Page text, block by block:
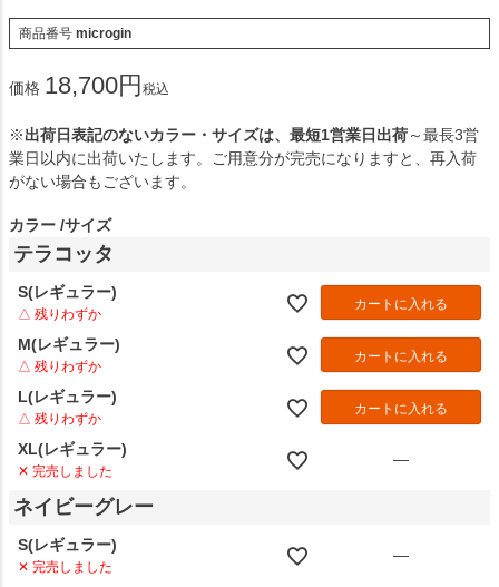
商品番号 microgin
価格 18,700 税込
※出荷日表記のないカラー・サイズは、最短1営業日出荷～最長3営
業日以内に出荷いたします。ご用意分が完売になりますと、再入荷
がない場合もございます。
カラー サイズ
テラコッタ
S(レギュラー)
△ 残りわずか
カートに入れる
M(レギュラー)
△ 残りわずか
カートに入れる
L(レギュラー)
△ 残りわずか
カートに入れる
XL(レギュラー)
✕ 完売しました
—
ネイビーグレー
S(レギュラー)
✕ 完売しました
—